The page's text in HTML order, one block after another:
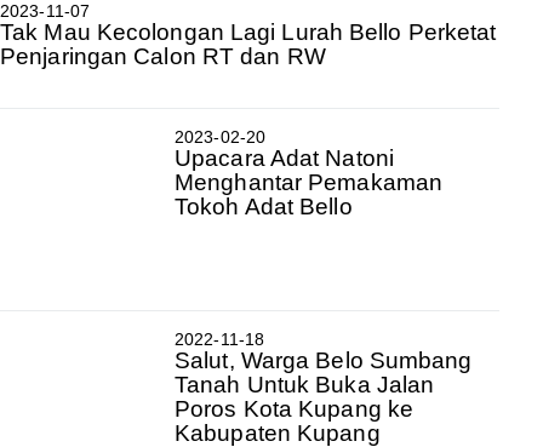
2023-11-07
Tak Mau Kecolongan Lagi Lurah Bello Perketat
Penjaringan Calon RT dan RW
2023-02-20
Upacara Adat Natoni
Menghantar Pemakaman
Tokoh Adat Bello
2022-11-18
Salut, Warga Belo Sumbang
Tanah Untuk Buka Jalan
Poros Kota Kupang ke
Kabupaten Kupang